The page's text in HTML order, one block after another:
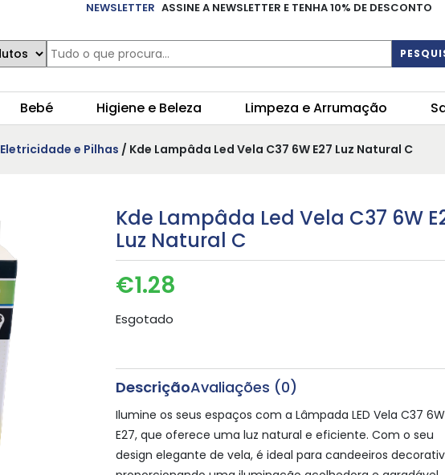
NEWSLETTER ASSINE A NEWSLETTER E TENHA 10% DE DESCONTO
Bebé Higiene e Beleza Limpeza e Arrumação
Eletricidade e Pilhas / Kde Lampâda Led Vela C37 6W E27 Luz Natural C
Kde Lampâda Led Vela C37 6W
Luz Natural C
€1.28
Esgotado
DescriçãoAvaliações (0)
Ilumine os seus espaços com a Lâmpada LED Vela C37 6W
E27, que oferece uma luz natural e eficiente. Com o seu
design elegante de vela, é ideal para candeeiros